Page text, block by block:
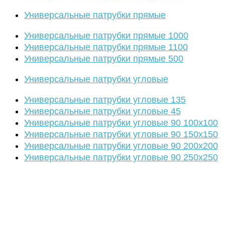
Универсальные патрубки прямые
Универсальные патрубки прямые 1000
Универсальные патрубки прямые 1100
Универсальные патрубки прямые 500
Универсальные патрубки угловые
Универсальные патрубки угловые 135
Универсальные патрубки угловые 45
Универсальные патрубки угловые 90 100х100
Универсальные патрубки угловые 90 150х150
Универсальные патрубки угловые 90 200х200
Универсальные патрубки угловые 90 250х250